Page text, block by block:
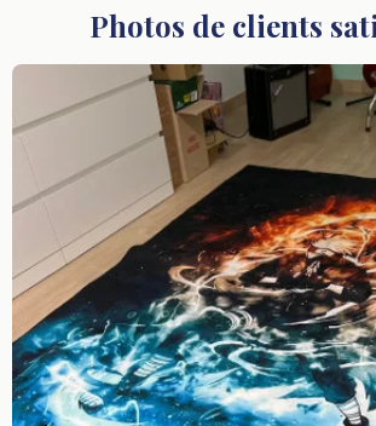
Photos de clients